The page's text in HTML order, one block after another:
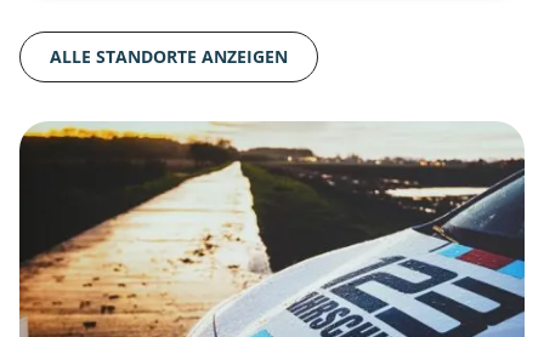
ALLE STANDORTE ANZEIGEN